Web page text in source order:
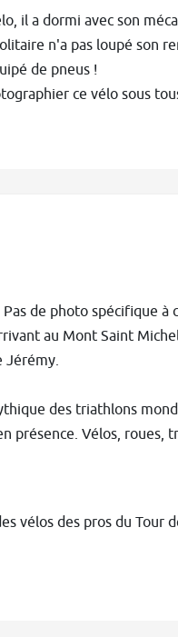
il a dormi avec son
n'a pas loupé son
de pneus !
ce vélo sous
de photo spécifique
au Mont Saint
Jérémy.
des triathlons
présence. Vélos, roues,
vélos des pros du Tour